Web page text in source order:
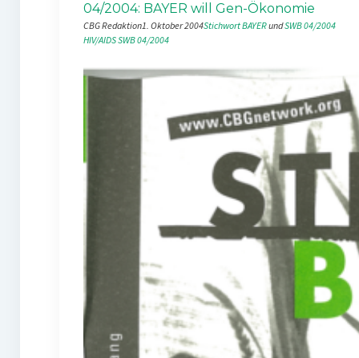
04/2004: BAYER will Gen-Ökonomie
CBG Redaktion1. Oktober 2004Stichwort BAYER und SWB 04/2004
HIV/AIDSSWB 04/2004